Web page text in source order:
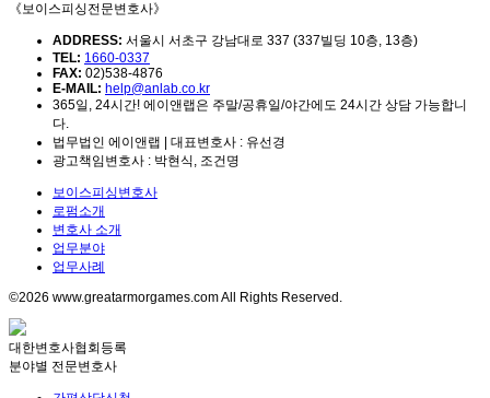
《보이스피싱전문변호사》
ADDRESS: 서울시 서초구 강남대로 337 (337빌딩 10층, 13층)
TEL: 1660-0337
FAX: 02)538-4876
E-MAIL: help@anlab.co.kr
365일, 24시간! 에이앤랩은 주말/공휴일/야간에도 24시간 상담 가능합니
다.
법무법인 에이앤랩 | 대표변호사 : 유선경
광고책임변호사 : 박현식, 조건명
보이스피싱변호사
로펌소개
변호사 소개
업무분야
업무사례
©2026 www.greatarmorgames.com All Rights Reserved.
대한변호사협회등록
분야별 전문변호사